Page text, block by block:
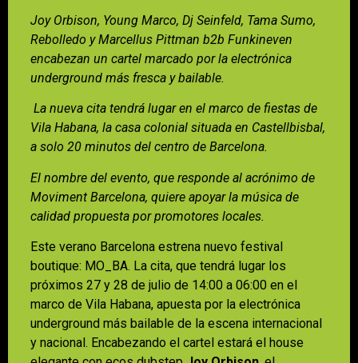
Joy Orbison, Young Marco, Dj Seinfeld, Tama Sumo,
Rebolledo y Marcellus Pittman b2b Funkineven
encabezan un cartel marcado por la electrónica
underground más fresca y bailable.
La nueva cita tendrá lugar en el marco de fiestas de
Vila Habana, la casa colonial situada en Castellbisbal,
a solo 20 minutos del centro de Barcelona.
El nombre del evento, que responde al acrónimo de
Moviment Barcelona, quiere apoyar la música de
calidad propuesta por promotores locales.
Este verano Barcelona estrena nuevo festival
boutique: MO_BA. La cita, que tendrá lugar los
próximos 27 y 28 de julio de 14:00 a 06:00 en el
marco de Vila Habana, apuesta por la electrónica
underground más bailable de la escena internacional
y nacional. Encabezando el cartel estará el house